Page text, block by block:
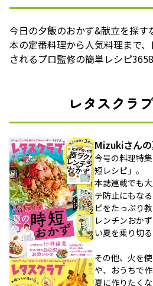
今日の夕飯のおかず&献立を探す
本の定番料理から人気料理まで
されるプロ監修の簡単レシピ
レタスクラ
Mizukiさん
今号の料理特
短レシピ」。
本誌連載でも
テ防止にもな
ピをたっぷり
レンチンおか
い夏を乗り切
その他、火を
や、おうちで
夏に作りたく